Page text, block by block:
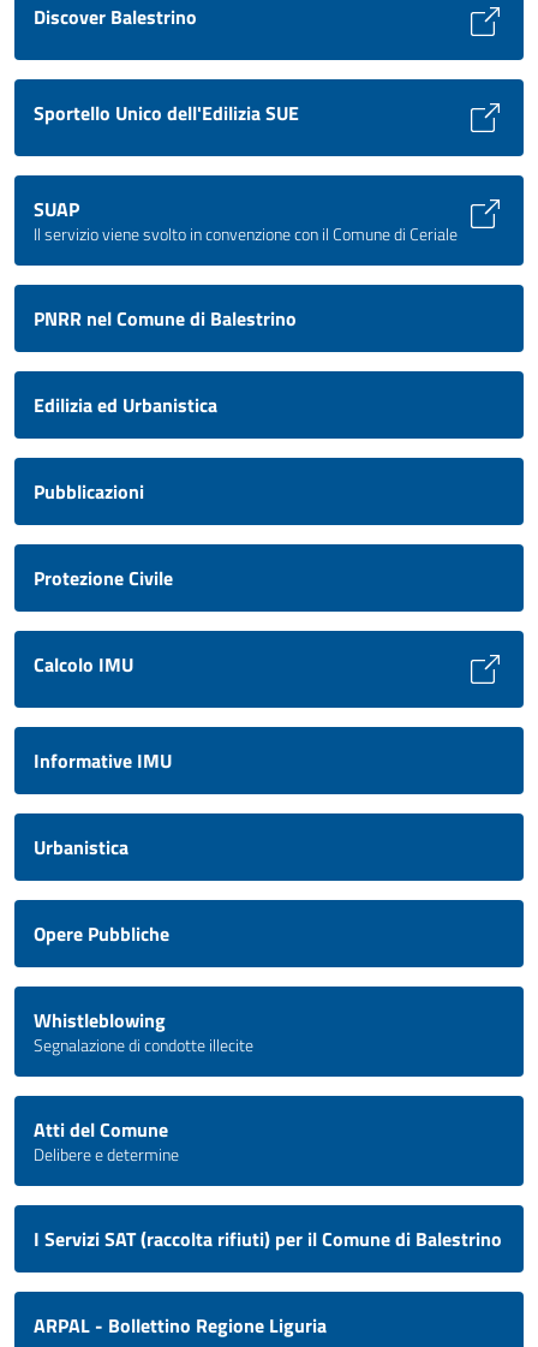
Discover Balestrino
Sportello Unico dell'Edilizia SUE
SUAP
Il servizio viene svolto in convenzione con il Comune di Ceriale
PNRR nel Comune di Balestrino
Edilizia ed Urbanistica
Pubblicazioni
Protezione Civile
Calcolo IMU
Informative IMU
Urbanistica
Opere Pubbliche
Whistleblowing
Segnalazione di condotte illecite
Atti del Comune
Delibere e determine
I Servizi SAT (raccolta rifiuti) per il Comune di Balestrino
ARPAL - Bollettino Regione Liguria